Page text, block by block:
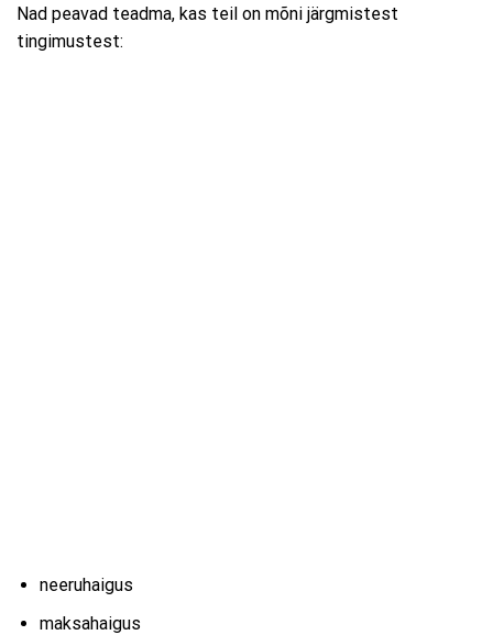
Nad peavad teadma, kas teil on mõni järgmistest
tingimustest:
neeruhaigus
maksahaigus